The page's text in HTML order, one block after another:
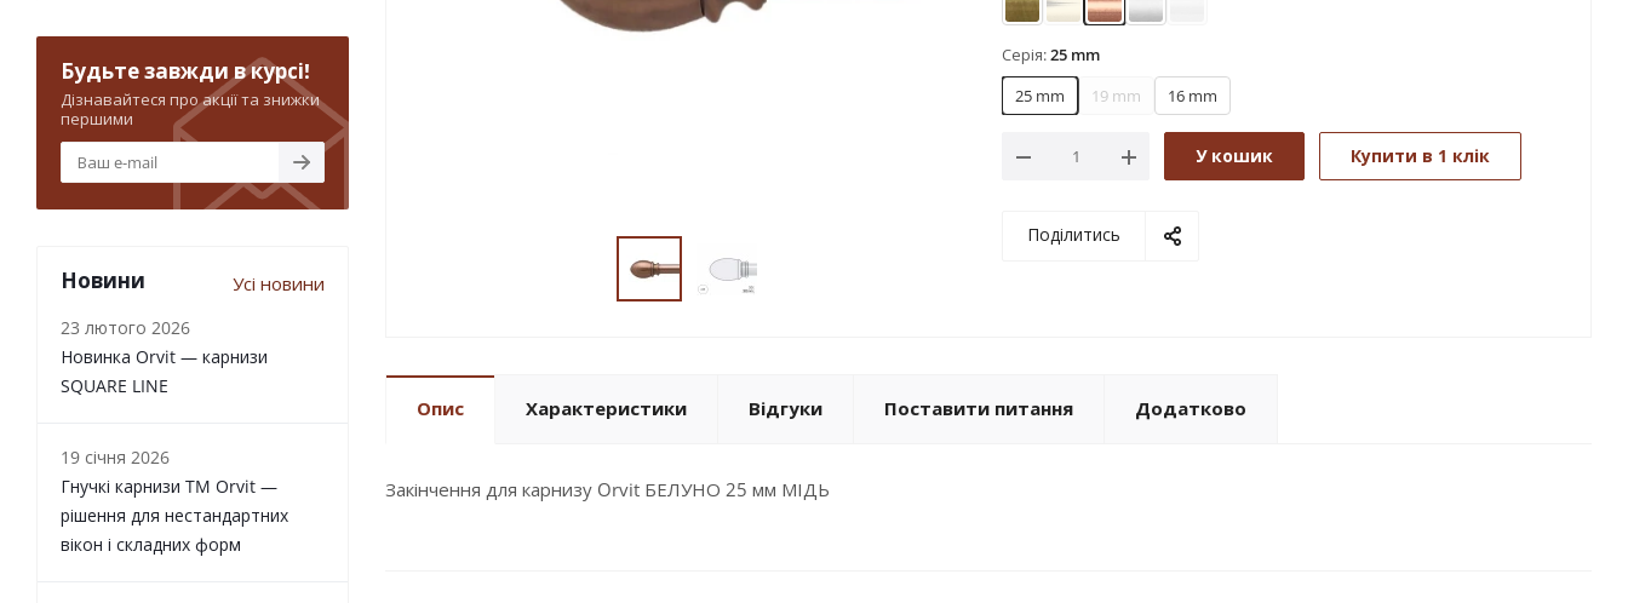
АнтикЗолотоМідьСатин
Серія:25 mm
25 mm
19 mm 16 mm
У кошик Купити в 1 клік
Поділитись
Опис Характеристики Відгуки Поставити питання Додатково
Закінчення для карнизу Orvit БЕЛУНО 25 мм МІДЬ
Будьте завжди в курсі!
Дізнавайтеся про акції та знижки
першими
Новини Усі новини
23 лютого 2026
Новинка Orvit — карнизи
SQUARE LINE
19 січня 2026
Гнучкі карнизи TM Orvit —
рішення для нестандартних
вікон і складних форм